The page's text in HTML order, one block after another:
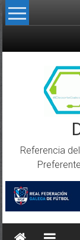
Skip to content
Referencia